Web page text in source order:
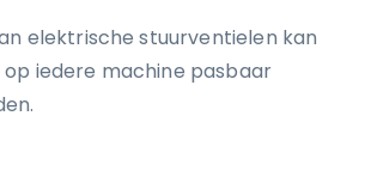
elektrische stuurventielen kan
iedere machine pasbaar